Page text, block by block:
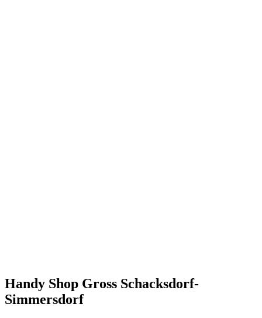
Handy Shop Gross Schacksdorf-
Simmersdorf